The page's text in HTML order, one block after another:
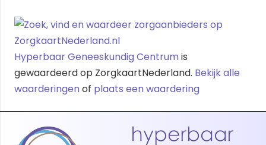
Hyperbaar Geneeskundig Centrum is
gewaardeerd op ZorgkaartNederland. Bekijk alle
waarderingen of plaats een waardering